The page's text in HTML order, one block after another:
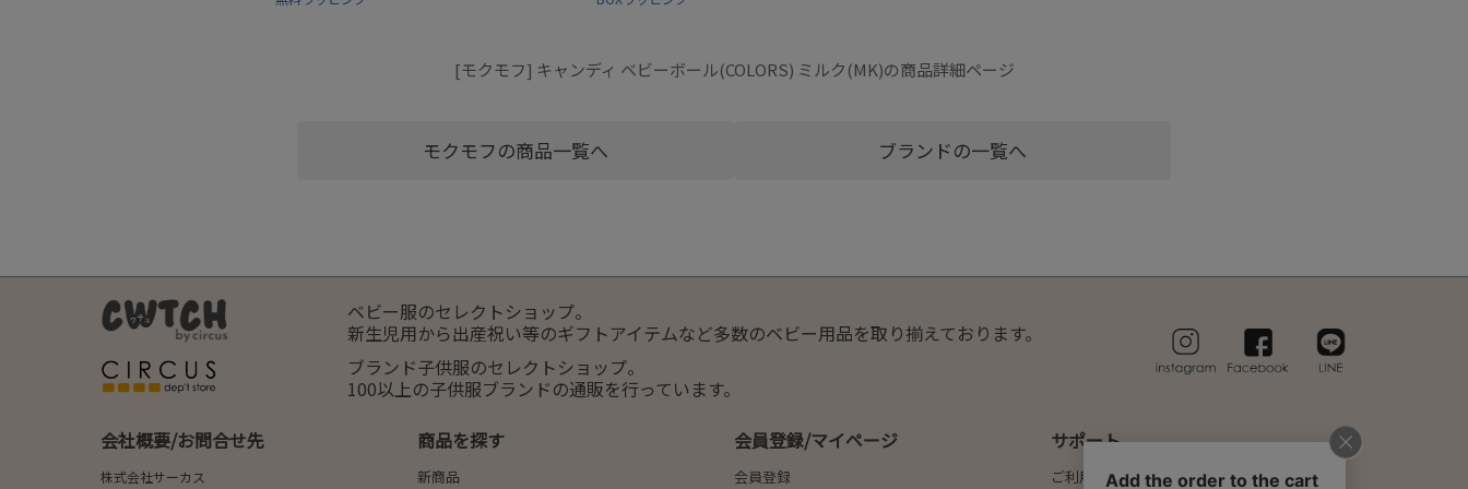
[モクモフ] キャンディ ベビーボール(COLORS) ミルク(MK)の商品詳細ページ
モクモフの商品一覧へ ブランドの一覧へ
ベビー服のセレクトショップ。
新生児用から出産祝い等のギフトアイテムなど多数のベビー用品を取り揃えております。
ブランド子供服のセレクトショップ。
100以上の子供服ブランドの通販を行っています。
会社概要/お問合せ先
株式会社サーカス
商品を探す
新商品
会員登録/マイページ
会員登録
サポート
ご利用ガイド